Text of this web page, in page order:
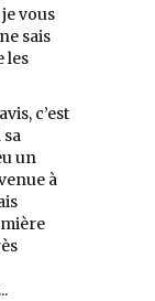
vous
sais
les
c’est
un
à